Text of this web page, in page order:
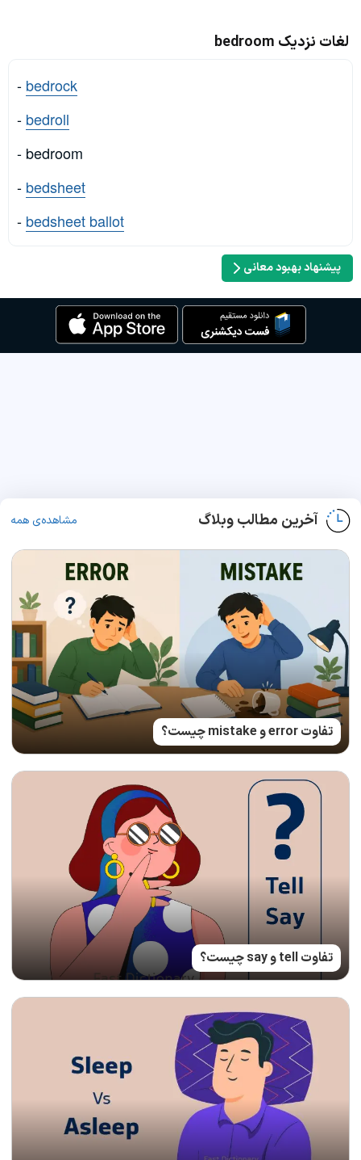
لغات نزدیک bedroom
- bedrock
- bedroll
- bedroom
- bedsheet
- bedsheet ballot
پیشنهاد بهبود معانی
آخرین مطالب وبلاگ مشاهده‌ی همه
تفاوت error و mistake چیست؟
تفاوت tell و say چیست؟